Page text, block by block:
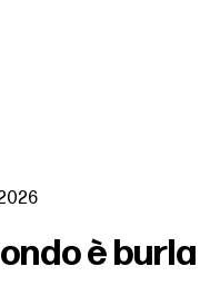
è burla